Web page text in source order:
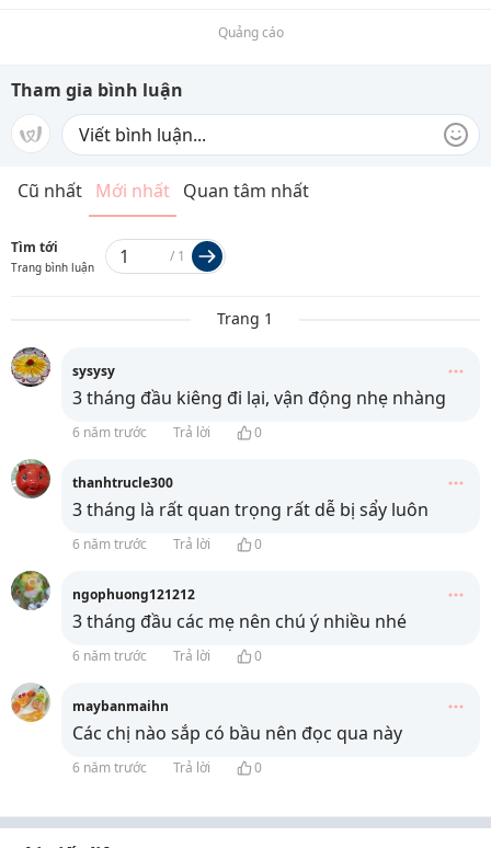
Quảng cáo
Tham gia bình luận
Cũ nhất Mới nhất Quan tâm nhất
Tìm tới
Trang bình luận
/ 1
Trang 1
sysysy
3 tháng đầu kiêng đi lại, vận động nhẹ nhàng
6 năm trước Trả lời 0
thanhtrucle300
3 tháng là rất quan trọng rất dễ bị sẩy luôn
6 năm trước Trả lời 0
ngophuong121212
3 tháng đầu các mẹ nên chú ý nhiều nhé
6 năm trước Trả lời 0
maybanmaihn
Các chị nào sắp có bầu nên đọc qua này
6 năm trước Trả lời 0